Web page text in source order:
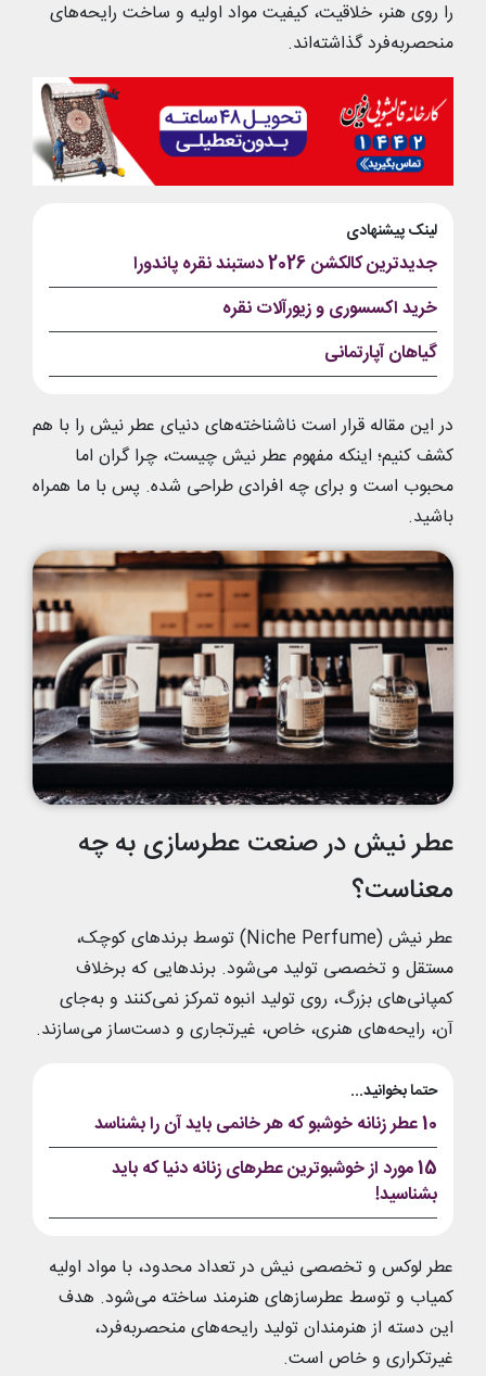
را روی هنر، خلاقیت، کیفیت مواد اولیه و ساخت رایحه‌های
منحصربه‌‌فرد گذاشته‌اند.
لینک پیشنهادی
جدیدترین کالکشن 2026 دستبند نقره پاندورا
خرید اکسسوری و زیورآلات نقره
گیاهان آپارتمانی
در این مقاله قرار است ناشناخته‌های دنیای عطر نیش را با هم
کشف کنیم؛ اینکه مفهوم عطر نیش چیست، چرا گران اما
محبوب است و برای چه افرادی طراحی شده. پس با ما همراه
باشید.
عطر نیش در صنعت عطرسازی به چه
معناست؟
عطر نیش (Niche Perfume) توسط برندهای کوچک،
مستقل و تخصصی تولید می‌شود. برندهایی که برخلاف
کمپانی‌های بزرگ، روی تولید انبوه تمرکز نمی‌کنند و به‌جای
آن، رایحه‌های هنری، خاص، غیرتجاری و دست‌ساز می‌سازند.
حتما بخوانید...
10 عطر زنانه خوشبو که هر خانمی باید آن را بشناسد
15 مورد از خوشبوترين عطرهای زنانه دنیا که باید
بشناسید!
عطر لوکس و تخصصی نیش در تعداد محدود، با مواد اولیه
کمیاب و توسط عطرسازهای هنرمند ساخته می‌شود. هدف
این دسته از هنرمندان تولید رایحه‌های منحصر‌به‌‌فرد،
غیرتکراری و خاص است.